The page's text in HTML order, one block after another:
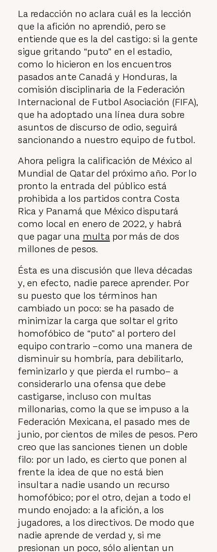
La redacción no aclara cuál es la lección
que la afición no aprendió, pero se
entiende que es la del castigo: si la gente
sigue gritando “puto” en el estadio,
como lo hicieron en los encuentros
pasados ante Canadá y Honduras, la
comisión disciplinaria de la Federación
Internacional de Futbol Asociación (FIFA),
que ha adoptado una línea dura sobre
asuntos de discurso de odio, seguirá
sancionando a nuestro equipo de futbol.
Ahora peligra la calificación de México al
Mundial de Qatar del próximo año. Por lo
pronto la entrada del público está
prohibida a los partidos contra Costa
Rica y Panamá que México disputará
como local en enero de 2022, y habrá
que pagar una multapor más de dos
millones de pesos.
Ésta es una discusión que lleva décadas
y, en efecto, nadie parece aprender. Por
su puesto que los términos han
cambiado un poco: se ha pasado de
minimizar la carga que soltar el grito
homofóbico de “puto” al portero del
equipo contrario –como una manera de
disminuir su hombría, para debilitarlo,
feminizarlo y que pierda el rumbo– a
considerarlo una ofensa que debe
castigarse, incluso con multas
millonarias, como la que se impuso a la
Federación Mexicana, el pasado mes de
junio, por cientos de miles de pesos. Pero
creo que las sanciones tienen un doble
filo: por un lado, es cierto que ponen al
frente la idea de que no está bien
insultar a nadie usando un recurso
homofóbico; por el otro, dejan a todo el
mundo enojado: a la afición, a los
jugadores, a los directivos. De modo que
nadie aprende de verdad y, si me
presionan un poco, sólo alientan un